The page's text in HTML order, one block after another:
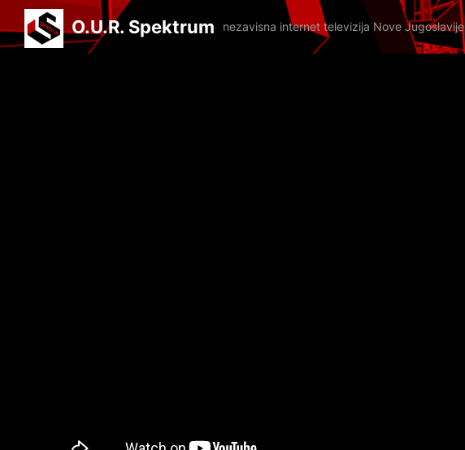
O.U.R. Spektrum nezavisna internet televizija Nove Jugoslavije